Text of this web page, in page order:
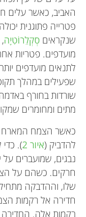
האביב, כאשר עלים
פטרייה פתוגנית
שנקראים סְקְלֵרוֹטִיָה
מועדפים. פטריות
לתנאים מועדפים
שפעילים במהלך
שורדות בחורף
מתים ומחומרים
כאשר הצמח המארח
להדביק (איור 2
).
נבגים, שמועברים על
חרקים. כשהם על
שלו, וההדבקה
חדירה אל רקמות
רקמות אלה.